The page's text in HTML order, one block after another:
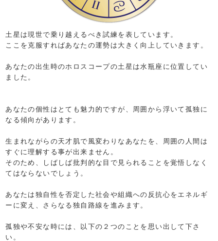
土星は現世で乗り越えるべき試練を表しています。
ここを克服すればあなたの運勢は大きく向上していきます。
あなたの出生時のホロスコープの土星は水瓶座に位置してい
ました。
あなたの個性はとても魅力的ですが、周囲から浮いて孤独に
なる傾向があります。
生まれながらの天才肌で風変わりなあなたを、周囲の人間は
すぐに理解する事が出来ません。
そのため、しばしば批判的な目で見られることを覚悟しなく
てはならないでしょう。
あなたは独自性を否定した社会や組織への反抗心をエネルギ
ーに変え、さらなる独自路線を進みます。
孤独や不安な時には、以下の２つのことを思い出して下さ
い。